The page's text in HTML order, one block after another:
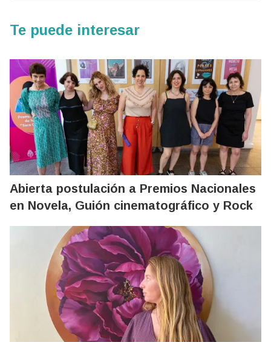
Te puede interesar
Abierta postulación a Premios Nacionales
en Novela, Guión cinematográfico y Rock